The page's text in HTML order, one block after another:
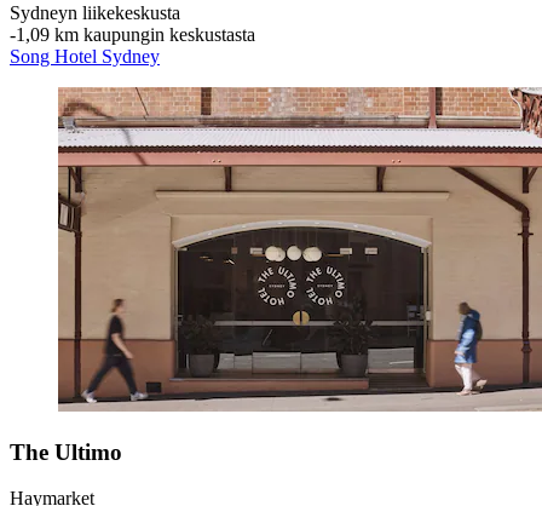
Sydneyn liikekeskusta
‐1,09 km kaupungin keskustasta
Song Hotel Sydney
The Ultimo
Haymarket